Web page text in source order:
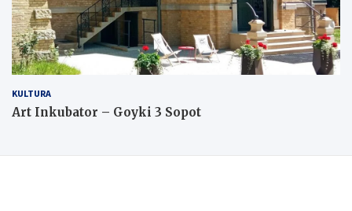
KULTURA
Art Inkubator – Goyki 3 Sopot